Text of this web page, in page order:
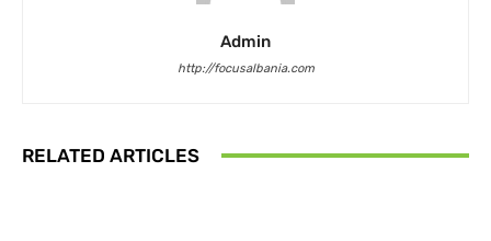
Admin
http://focusalbania.com
RELATED ARTICLES